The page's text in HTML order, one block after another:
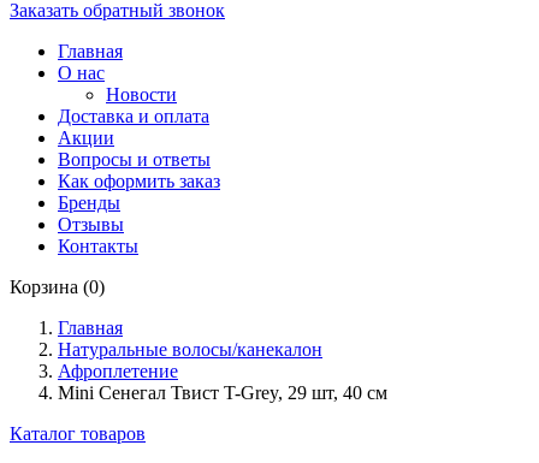
Заказать обратный звонок
Главная
О нас
Новости
Доставка и оплата
Акции
Вопросы и ответы
Как оформить заказ
Бренды
Отзывы
Контакты
Корзина (0)
Главная
Натуральные волосы/канекалон
Афроплетение
Mini Сенегал Твист T-Grey, 29 шт, 40 см
Каталог товаров